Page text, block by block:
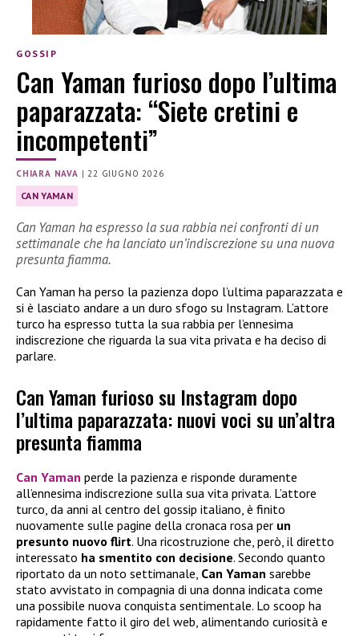
GOSSIP
Can Yaman furioso dopo l’ultima
paparazzata: “Siete cretini e
incompetenti”
CHIARA NAVA | 22 GIUGNO 2026
CAN YAMAN
Can Yaman ha espresso la sua rabbia nei confronti di un
settimanale che ha lanciato un’indiscrezione su una nuova
presunta fiamma.
Can Yaman ha perso la pazienza dopo l’ultima paparazzata e
si è lasciato andare a un duro sfogo su Instagram. L’attore
turco ha espresso tutta la sua rabbia per l’ennesima
indiscrezione che riguarda la sua vita privata e ha deciso di
parlare.
Can Yaman furioso su Instagram dopo
l’ultima paparazzata: nuovi voci su un’altra
presunta fiamma
Can Yaman perde la pazienza e risponde duramente
all’ennesima indiscrezione sulla sua vita privata. L’attore
turco, da anni al centro del gossip italiano, è finito
nuovamente sulle pagine della cronaca rosa per un
presunto nuovo flirt. Una ricostruzione che, però, il diretto
interessato ha smentito con decisione. Secondo quanto
riportato da un noto settimanale, Can Yaman sarebbe
stato avvistato in compagnia di una donna indicata come
una possibile nuova conquista sentimentale. Lo scoop ha
rapidamente fatto il giro del web, alimentando curiosità e